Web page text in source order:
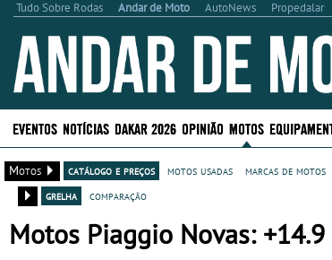
Tudo Sobre Rodas Andar de Moto AutoNews Propedalar
EVENTOS NOTÍCIAS DAKAR 2026 OPINIÃO MOTOS
Motos catálogo e preços motos usadas marcas de motos
grelha
comparação
Motos Piaggio Novas: +14.9